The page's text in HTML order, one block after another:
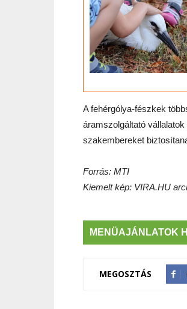
A fehérgólya-fészkek
áramszolgáltató
szakembereket
Forrás: MTI
Kiemelt kép: VIRA.HU
MENÜAJÁNLATOK
MEGOSZTÁS